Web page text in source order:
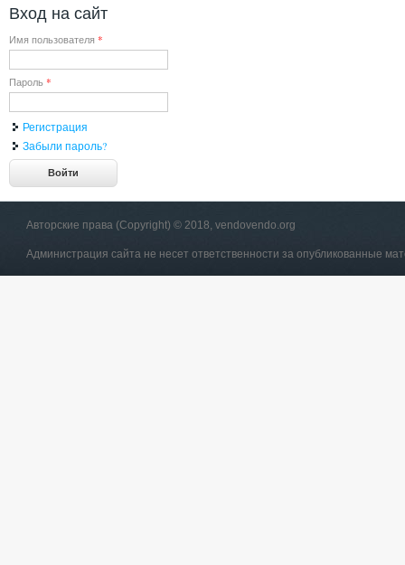
Вход на сайт
Имя пользователя *
Пароль *
Регистрация
Забыли пароль?
Авторские права (Copyright) © 2018, vendovendo.org
Администрация сайта не несет ответственности за опубликованные